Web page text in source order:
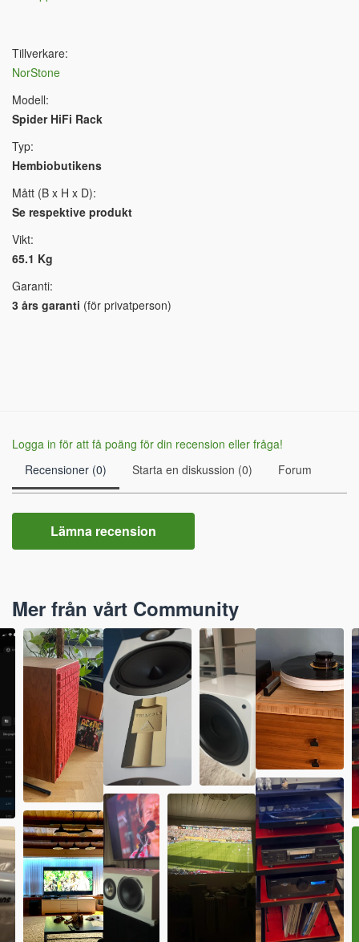
Tillverkare:
NorStone
Modell:
Spider HiFi Rack
Typ:
Hembiobutikens
Mått (B x H x D):
Se respektive produkt
Vikt:
65.1 Kg
Garanti:
3 års garanti (för privatperson)
Logga in för att få poäng för din recension eller fråga!
Recensioner (0)
Starta en diskussion (0) Forum
Lämna recension
Mer från vårt Community